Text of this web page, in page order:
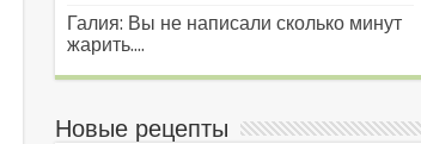
Галия: Вы не написали сколько минут
жарить....
Новые рецепты